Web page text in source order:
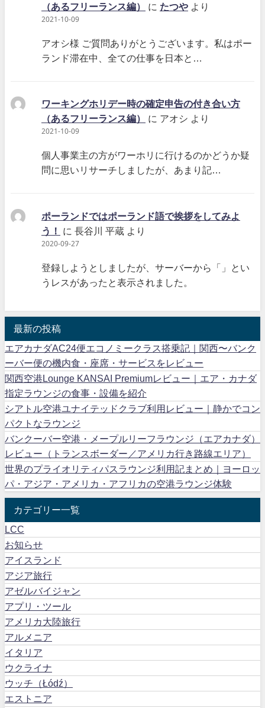
（あるフリーランス編） に たつや より
2021-10-09
アオシ様 ご質問ありがとうございます。私はポー
ランド滞在中、全ての仕事を日本と…
ワーキングホリデー時の確定申告の付き合い方
（あるフリーランス編）
に アオシ より
2021-10-09
個人事業主の方がワーホリに行けるのかどうか疑
問に思いリサーチしましたが、あまり記…
ポーランドではポーランド語で挨拶をしてみよ
う！
に 長谷川 平蔵 より
2020-09-27
登録しようとしましたが、サーバーから「」とい
うレスがあったと表示されました。
最新の投稿
エアカナダAC24便エコノミークラス搭乗記｜関西〜バンク
ーバー便の機内食・座席・サービスをレビュー
関西空港Lounge KANSAI Premiumレビュー｜エア・カナダ
指定ラウンジの食事・設備を紹介
シアトル空港ユナイテッドクラブ利用レビュー｜静かでコン
パクトなラウンジ
バンクーバー空港・メープルリーフラウンジ（エアカナダ）
レビュー（トランスボーダー／アメリカ行き路線エリア）
世界のプライオリティパスラウンジ利用記まとめ｜ヨーロッ
パ・アジア・アメリカ・アフリカの空港ラウンジ体験
カテゴリー一覧
LCC
お知らせ
アイスランド
アジア旅行
アゼルバイジャン
アプリ・ツール
アメリカ大陸旅行
アルメニア
イタリア
ウクライナ
ウッチ（Łódź）
エストニア